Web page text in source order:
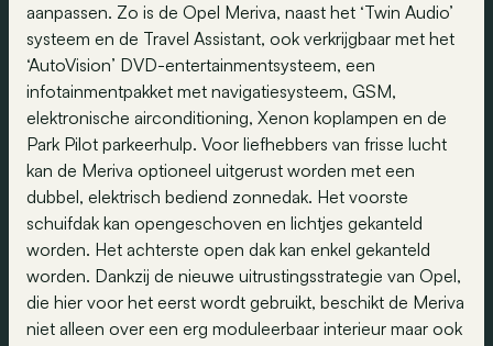
aanpassen. Zo is de Opel Meriva, naast het ‘Twin Audio’
systeem en de Travel Assistant, ook verkrijgbaar met het
‘AutoVision’ DVD-entertainmentsysteem, een
infotainmentpakket met navigatiesysteem, GSM,
elektronische airconditioning, Xenon koplampen en de
Park Pilot parkeerhulp. Voor liefhebbers van frisse lucht
kan de Meriva optioneel uitgerust worden met een
dubbel, elektrisch bediend zonnedak. Het voorste
schuifdak kan opengeschoven en lichtjes gekanteld
worden. Het achterste open dak kan enkel gekanteld
worden. Dankzij de nieuwe uitrustingsstrategie van Opel,
die hier voor het eerst wordt gebruikt, beschikt de Meriva
niet alleen over een erg moduleerbaar interieur maar ook